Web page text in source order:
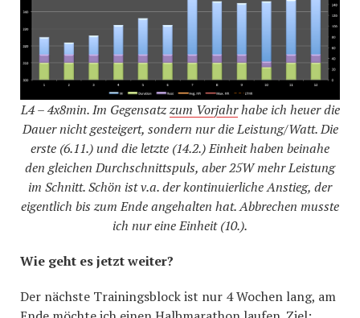
L4 – 4x8min. Im Gegensatzzum Vorjahrhabe ich heuer die
Dauer nicht gesteigert, sondern nur die Leistung/Watt. Die
erste (6.11.) und die letzte (14.2.) Einheit haben beinahe
den gleichen Durchschnittspuls, aber 25W mehr Leistung
im Schnitt. Schön ist v.a. der kontinuierliche Anstieg, der
eigentlich bis zum Ende angehalten hat. Abbrechen musste
ich nur eine Einheit (10.).
Wie geht es jetzt weiter?
Der nächste Trainingsblock ist nur 4 Wochen lang, am